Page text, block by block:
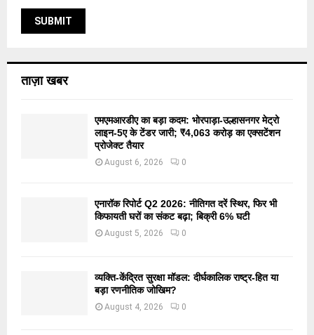
ताज़ा खबर
एमएमआरडीए का बड़ा कदम: भोरपाड़ा-उल्हासनगर मेट्रो
लाइन-5ए के टेंडर जारी; ₹4,063 करोड़ का एक्सटेंशन
प्रोजेक्ट तैयार
August 6, 2026 0
एनारॉक रिपोर्ट Q2 2026: नीतिगत दरें स्थिर, फिर भी
किफायती घरों का संकट बढ़ा; बिक्री 6% घटी
August 5, 2026 0
व्यक्ति-केंद्रित सुरक्षा मॉडल: दीर्घकालिक राष्ट्र-हित या
बड़ा रणनीतिक जोखिम?
August 4, 2026 0